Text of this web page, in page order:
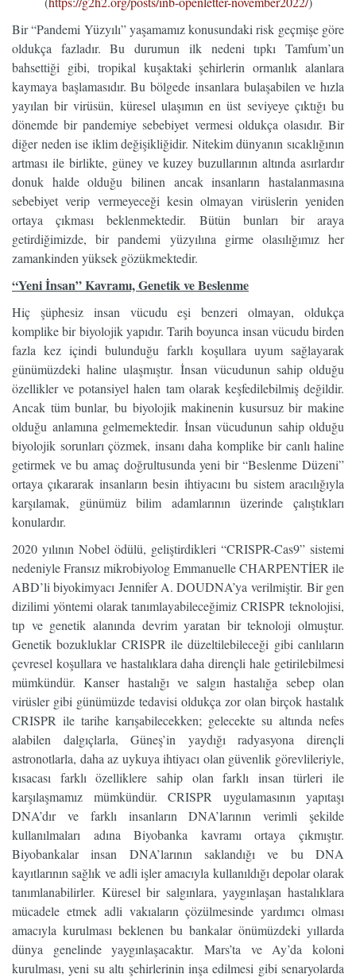
Bir “Pandemi Yüzyılı” yaşamamız konusundaki risk geçmişe göre
oldukça fazladır. Bu durumun ilk nedeni tıpkı Tamfum’un
bahsettiği gibi, tropikal kuşaktaki şehirlerin ormanlık alanlara
kaymaya başlamasıdır. Bu bölgede insanlara bulaşabilen ve hızla
yayılan bir virüsün, küresel ulaşımın en üst seviyeye çıktığı bu
dönemde bir pandemiye sebebiyet vermesi oldukça olasıdır. Bir
diğer neden ise iklim değişikliğidir. Nitekim dünyanın sıcaklığının
artması ile birlikte, güney ve kuzey buzullarının altında asırlardır
donuk halde olduğu bilinen ancak insanların hastalanmasına
sebebiyet verip vermeyeceği kesin olmayan virüslerin yeniden
ortaya çıkması beklenmektedir. Bütün bunları bir araya
getirdiğimizde, bir pandemi yüzyılına girme olasılığımız her
zamankinden yüksek gözükmektedir.
“Yeni İnsan” Kavramı, Genetik ve Beslenme
Hiç şüphesiz insan vücudu eşi benzeri olmayan, oldukça
komplike bir biyolojik yapıdır. Tarih boyunca insan vücudu birden
fazla kez içindi bulunduğu farklı koşullara uyum sağlayarak
günümüzdeki haline ulaşmıştır. İnsan vücudunun sahip olduğu
özellikler ve potansiyel halen tam olarak keşfedilebilmiş değildir.
Ancak tüm bunlar, bu biyolojik makinenin kusursuz bir makine
olduğu anlamına gelmemektedir. İnsan vücudunun sahip olduğu
biyolojik sorunları çözmek, insanı daha komplike bir canlı haline
getirmek ve bu amaç doğrultusunda yeni bir “Beslenme Düzeni”
ortaya çıkararak insanların besin ihtiyacını bu sistem aracılığıyla
karşılamak, günümüz bilim adamlarının üzerinde çalıştıkları
konulardır.
2020 yılının Nobel ödülü, geliştirdikleri “CRISPR-Cas9” sistemi
nedeniyle Fransız mikrobiyolog Emmanuelle CHARPENTİER ile
ABD’li biyokimyacı Jennifer A. DOUDNA’ya verilmiştir. Bir gen
dizilimi yöntemi olarak tanımlayabileceğimiz CRISPR teknolojisi,
tıp ve genetik alanında devrim yaratan bir teknoloji olmuştur.
Genetik bozukluklar CRISPR ile düzeltilebileceği gibi canlıların
çevresel koşullara ve hastalıklara daha dirençli hale getirilebilmesi
mümkündür. Kanser hastalığı ve salgın hastalığa sebep olan
virüsler gibi günümüzde tedavisi oldukça zor olan birçok hastalık
CRISPR ile tarihe karışabilecekken; gelecekte su altında nefes
alabilen dalgıçlarla, Güneş’in yaydığı radyasyona dirençli
astronotlarla, daha az uykuya ihtiyacı olan güvenlik görevlileriyle,
kısacası farklı özelliklere sahip olan farklı insan türleri ile
karşılaşmamız mümkündür. CRISPR uygulamasının yapıtaşı
DNA’dır ve farklı insanların DNA’larının verimli şekilde
kullanılmaları adına Biyobanka kavramı ortaya çıkmıştır.
Biyobankalar insan DNA’larının saklandığı ve bu DNA
kayıtlarının sağlık ve adli işler amacıyla kullanıldığı depolar olarak
tanımlanabilirler. Küresel bir salgınlara, yaygınlaşan hastalıklara
mücadele etmek adli vakıaların çözülmesinde yardımcı olması
amacıyla kurulması beklenen bu bankalar önümüzdeki yıllarda
dünya genelinde yaygınlaşacaktır. Mars’ta ve Ay’da koloni
kurulması, yeni su altı şehirlerinin inşa edilmesi gibi senaryolarda